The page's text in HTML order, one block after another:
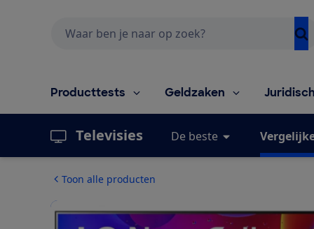
Producttests Geldzaken
Televisies De beste
Toon alle producten